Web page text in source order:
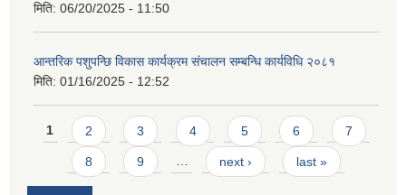
मिति: 06/20/2025 - 11:50
आन्तरिक पशुपन्छि विकास कार्यक्रम संचालन सम्बन्धि कार्यविधि २०८१
मिति: 01/16/2025 - 12:52
Pages
1 2 3 4 5 6 7
8 9 … next › last »